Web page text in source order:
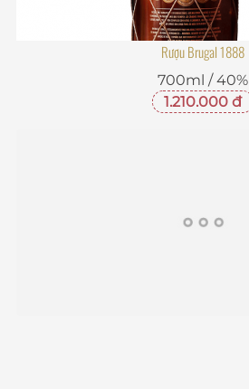
Rượu Brugal 1888
700ml / 40%
1.210.000 đ